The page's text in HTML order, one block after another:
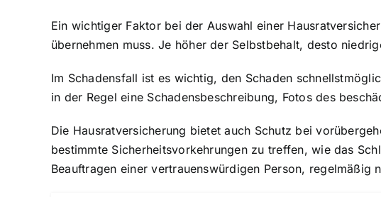
Ein wichtiger Faktor bei der Auswahl einer
übernehmen muss. Je höher der Selbstbehalt, desto
Im Schadensfall ist es wichtig, den Schaden
in der Regel eine Schadensbeschreibung, Fotos des
Die Hausratversicherung bietet auch Schutz bei
bestimmte Sicherheitsvorkehrungen zu treffen, wie das
Beauftragen einer vertrauenswürdigen Person, regelmäßig